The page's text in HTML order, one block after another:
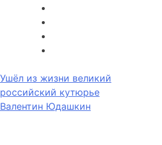
Навигация
по
Ушёл из жизни великий
российский кутюрье
Валентин Юдашкин